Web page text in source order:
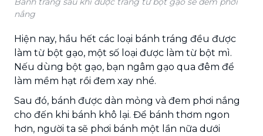
nắng
Hiện nay, hầu hết các loại bánh tráng đều được
làm từ bột gạo, một số loại được làm từ bột mì.
Nếu dùng bột gạo, bạn ngâm gạo qua đêm để
làm mềm hạt rồi đem xay nhé.
Sau đó, bánh được dàn mỏng và đem phơi nắng
cho đến khi bánh khô lại. Để bánh thơm ngon
hơn, người ta sẽ phơi bánh một lần nữa dưới